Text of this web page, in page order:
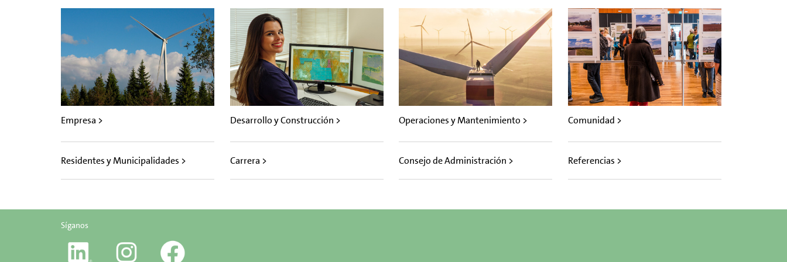
Empresa > Desarrollo y Construcción > Operaciones y Mantenimiento > Comunidad >
Residentes y Municipalidades > Carrera > Consejo de Administración > Referencias >
Síganos